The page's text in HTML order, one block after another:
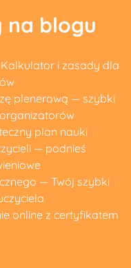
na blogu
i zasady dla
plenerową — szybki
plan nauki
— podnieś
— Twój szybki
online z certyfikatem